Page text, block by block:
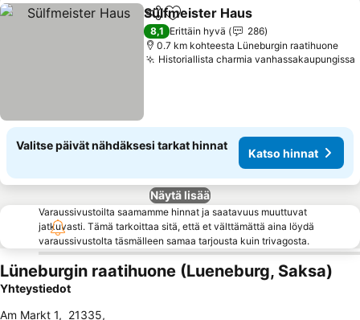
Jaa Lisää suosikkeihin
Sülfmeister Haus
8,1 Erittäin hyvä
286
0.7 km kohteesta Lüneburgin raatihuone
Historiallista charmia vanhassakaupungissa
Valitse päivät nähdäksesi tarkat hinnat
Katso hinnat
Näytä lisää
Varaussivustoilta saamamme hinnat ja saatavuus muuttuvat
jatkuvasti. Tämä tarkoittaa sitä, että et välttämättä aina löydä
varaussivustolta täsmälleen samaa tarjousta kuin trivagosta.
Lüneburgin raatihuone (Lueneburg, Saksa)
Yhteystiedot
Am Markt 1, 21335,